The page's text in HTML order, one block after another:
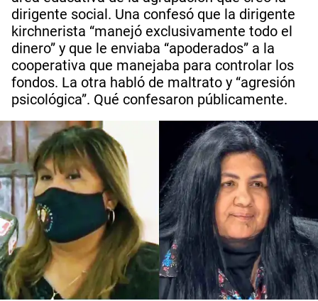
dirigente social. Una confesó que la dirigente
kirchnerista “manejó exclusivamente todo el
dinero” y que le enviaba “apoderados” a la
cooperativa que manejaba para controlar los
fondos. La otra habló de maltrato y “agresión
psicológica”. Qué confesaron públicamente.